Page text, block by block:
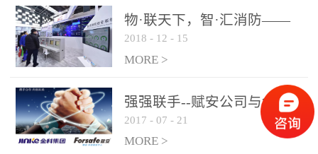
力和闲难，同时也将造成
巨大的经济损失和社会影
响，基至还会造成人员伤
亡。图像型火灾探测器正
是针对这种高大空间建筑
物的消防设施、设备通过
现场图像的实时获取、预
处理和特征提取分析，实
物·联天下，智·汇消防——
赋安F&S 2018上海消防展圆
满落幕
2018 - 12 - 15
MORE >
强强联手--赋安公司与金科
集团达成战略合作协议
2017 - 07 - 21
MORE >